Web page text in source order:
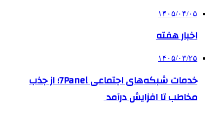
۱۴۰۵/۰۴/۰۵
اخبار هفته
۱۴۰۵/۰۳/۲۵
خدمات شبکه‌های اجتماعی 7Panel؛ از جذب
مخاطب تا افزایش درآمد